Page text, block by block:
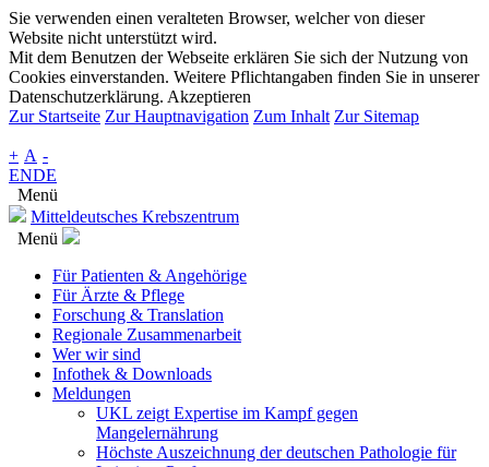
Sie verwenden einen veralteten Browser, welcher von dieser
Website nicht unterstützt wird.
Mit dem Benutzen der Webseite erklären Sie sich der Nutzung von
Cookies einverstanden. Weitere Pflichtangaben finden Sie in unserer
Datenschutzerklärung. Akzeptieren
Zur Startseite Zur Hauptnavigation Zum Inhalt Zur Sitemap
+ A -
ENDE
Menü
Mitteldeutsches Krebszentrum
Menü
Für Patienten & Angehörige
Für Ärzte & Pflege
Forschung & Translation
Regionale Zusammenarbeit
Wer wir sind
Infothek & Downloads
Meldungen
UKL zeigt Expertise im Kampf gegen
Mangelernährung
Höchste Auszeichnung der deutschen Pathologie für